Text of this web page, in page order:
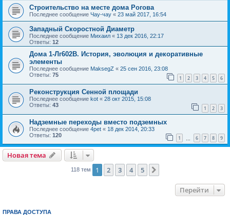
Строительство на месте дома Рогова
Последнее сообщение Чау-чау « 23 май 2017, 16:54
Западный Скоростной Диаметр
Последнее сообщение Михаил « 13 дек 2016, 22:17
Ответы: 12
Дома 1-Лг602В. История, эволюция и декоративные
элементы
Последнее сообщение MaksegZ « 25 сен 2016, 23:08
Ответы: 75 1 2 3 4 5 6
Реконструкция Сенной площади
Последнее сообщение kot « 28 окт 2015, 15:08
Ответы: 43 1 2 3
Надземные переходы вместо подземных
Последнее сообщение 4pet « 18 дек 2014, 20:33
Ответы: 120 1 6 7 8 9
Новая тема
118 тем 1 2 3 4 5
Перейти
ПРАВА ДОСТУПА